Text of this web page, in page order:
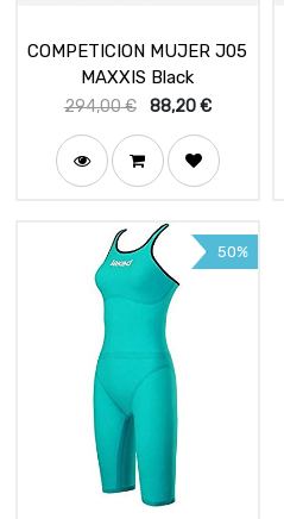
COMPETICION MUJER J05
MAXXIS Black
294,00€ 88,20€
50%